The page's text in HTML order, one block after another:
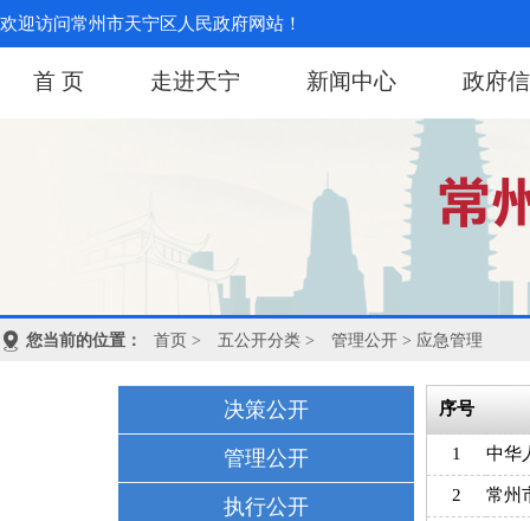
欢迎访问常州市天宁区人民政府网站！
首 页 走进天宁 新闻中心 政府
您当前的位置： 首页 > 五公开分类 > 管理公开 > 应急管理
决策公开
管理公开
执行公开